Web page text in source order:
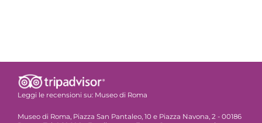
Leggi le recensioni su: Museo di Roma
Museo di Roma, Piazza San Pantaleo, 10 e Piazza Navona, 2 - 00186